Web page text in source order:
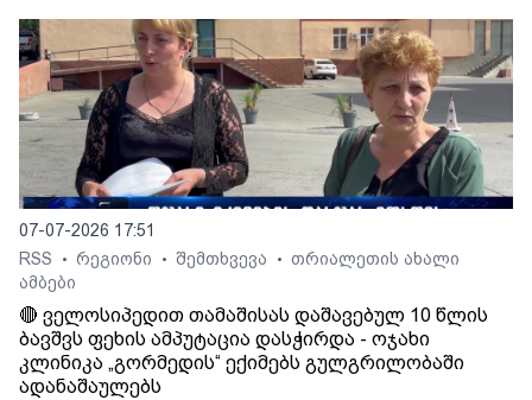
07-07-2026 17:51
RSS
• რეგიონი • შემთხვევა • თრიალეთის ახალი
ამბები
🔴 ველოსიპედით თამაშისას დაშავებულ 10 წლის
ბავშვს ფეხის ამპუტაცია დასჭირდა - ოჯახი
კლინიკა „გორმედის“ ექიმებს გულგრილობაში
ადანაშაულებს